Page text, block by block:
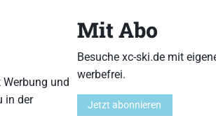
Datenschutz
und
in der
Mit Abo
Besuche xc-ski.de mit
werbefrei.
Jetzt abonnieren